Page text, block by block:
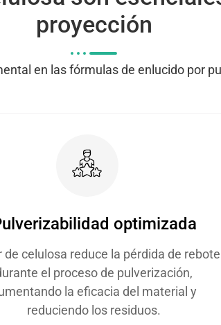
proyección
en las fórmulas de enlucido por
optimizada
de celulosa reduce la pérdida de rebote
el proceso de pulverización,
la eficacia del material y
reduciendo los residuos.